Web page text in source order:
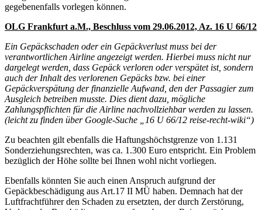
gegebenenfalls vorlegen können.
OLG Frankfurt a.M., Beschluss vom 29.06.2012, Az. 16 U 66/12
Ein Gepäckschaden oder ein Gepäckverlust muss bei der
verantwortlichen Airline angezeigt werden. Hierbei muss nicht nur
dargelegt werden, dass Gepäck verloren oder verspätet ist, sondern
auch der Inhalt des verlorenen Gepäcks bzw. bei einer
Gepäckverspätung der finanzielle Aufwand, den der Passagier zum
Ausgleich betreiben musste. Dies dient dazu, mögliche
Zahlungspflichten für die Airline nachvollziehbar werden zu lassen.
(leicht zu finden über Google-Suche „16 U 66/12 reise-recht-wiki“)
Zu beachten gilt ebenfalls die Haftungshöchstgrenze von 1.131
Sonderziehungsrechten, was ca. 1.300 Euro entspricht. Ein Problem
bezüglich der Höhe sollte bei Ihnen wohl nicht vorliegen.
Ebenfalls könnten Sie auch einen Anspruch aufgrund der
Gepäckbeschädigung aus Art.17 II MÜ haben. Demnach hat der
Luftfrachtführer den Schaden zu ersetzten, der durch Zerstörung,